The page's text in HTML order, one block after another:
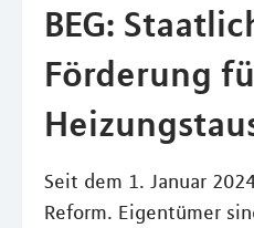
BEG:
Förderung
Seit dem 1. Januar
Reform. Eigentümer